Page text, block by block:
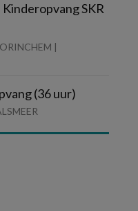
SKR
|
(36 uur)